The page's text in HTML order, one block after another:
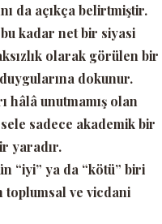
da açıkça belirtmiştir.
kadar net bir siyasi
olarak görülen bir
dokunur.
hâlâ unutmamış olan
sadece akademik bir
yaradır.
“iyi” ya da “kötü” biri
toplumsal ve vicdani